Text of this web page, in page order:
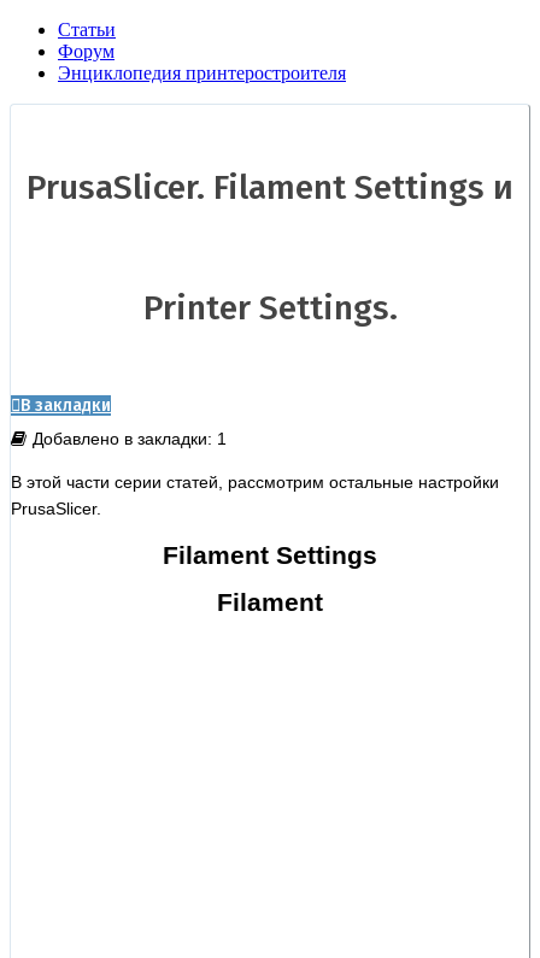
Статьи
Форум
Энциклопедия принтеростроителя
PrusaSlicer. Filament Settings и
Printer Settings.
В закладки
Добавлено в закладки: 1
В этой части серии статей, рассмотрим остальные настройки
PrusaSlicer.
Filament Settings
Filament